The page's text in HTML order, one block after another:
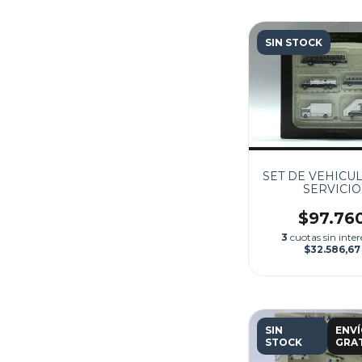
SIN STOCK
SET DE
SERVICIO
3 cuotas sin
$32.586,67
SIN
STOCK